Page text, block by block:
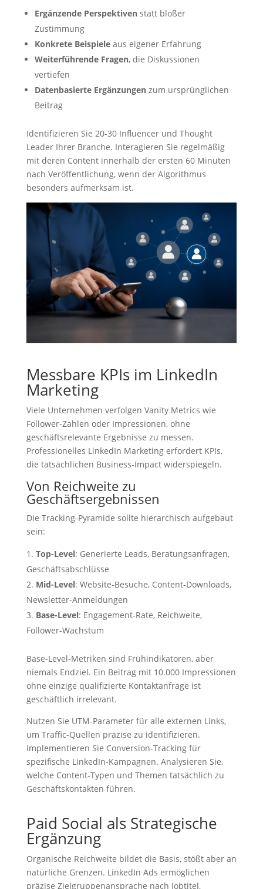
Ergänzende Perspektivenstatt bloßer
Zustimmung
Konkrete Beispieleaus eigener Erfahrung
Weiterführende Fragen, die Diskussionen
vertiefen
Datenbasierte Ergänzungenzum ursprünglichen
Beitrag
Identifizieren Sie 20-30 Influencer und Thought
Leader Ihrer Branche. Interagieren Sie regelmäßig
mit deren Content innerhalb der ersten 60 Minuten
nach Veröffentlichung, wenn der Algorithmus
besonders aufmerksam ist.
Messbare KPIs im LinkedIn
Marketing
Viele Unternehmen verfolgen Vanity Metrics wie
Follower-Zahlen oder Impressionen, ohne
geschäftsrelevante Ergebnisse zu messen.
Professionelles LinkedIn Marketing erfordert KPIs,
die tatsächlichen Business-Impact widerspiegeln.
Von Reichweite zu
Geschäftsergebnissen
Die Tracking-Pyramide sollte hierarchisch aufgebaut
sein:
Top-Level: Generierte Leads, Beratungsanfragen,
Geschäftsabschlüsse
Mid-Level: Website-Besuche, Content-Downloads,
Newsletter-Anmeldungen
Base-Level: Engagement-Rate, Reichweite,
Follower-Wachstum
Base-Level-Metriken sind Frühindikatoren, aber
niemals Endziel. Ein Beitrag mit 10.000 Impressionen
ohne einzige qualifizierte Kontaktanfrage ist
geschäftlich irrelevant.
Nutzen Sie UTM-Parameter für alle externen Links,
um Traffic-Quellen präzise zu identifizieren.
Implementieren Sie Conversion-Tracking für
spezifische LinkedIn-Kampagnen. Analysieren Sie,
welche Content-Typen und Themen tatsächlich zu
Geschäftskontakten führen.
Paid Social als Strategische
Ergänzung
Organische Reichweite bildet die Basis, stößt aber an
natürliche Grenzen. LinkedIn Ads ermöglichen
präzise Zielgruppenansprache nach Jobtitel,